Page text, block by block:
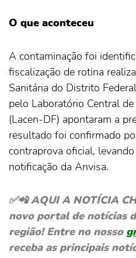
O que aconteceu
A contaminação foi
fiscalização de rotina
Sanitária do Distrito
pelo Laboratório Central
(Lacen-DF) apontaram a
resultado foi confirmado
contraprova oficial,
notificação da Anvisa.
✅📲 AQUI A NOTÍCIA
novo portal de notícias
região! Entre no nosso
receba as principais